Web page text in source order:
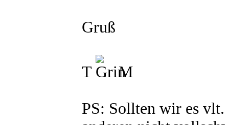
Gruß
T M
PS: Sollten wir es